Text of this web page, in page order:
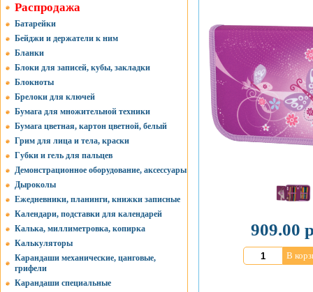
Распродажа
Батарейки
Бейджи и держатели к ним
Бланки
Блоки для записей, кубы, закладки
Блокноты
Брелоки для ключей
Бумага для множительной техники
Бумага цветная, картон цветной, белый
Грим для лица и тела, краски
Губки и гель для пальцев
Демонстрационное оборудование, аксессуары
Дыроколы
Ежедневники, планинги, книжки записные
Календари, подставки для календарей
Калька, миллиметровка, копирка
Калькуляторы
Карандаши механические, цанговые,
грифели
Карандаши специальные
909.00
В